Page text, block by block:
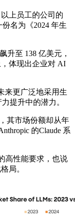
上员工的公司的
名为《2024 年生
至 138 亿美元，
，体现出企业对 AI
更广泛地采用生
提升中的潜力。
其市场份额却从年
的Claude 系
性能要求，也说
局。